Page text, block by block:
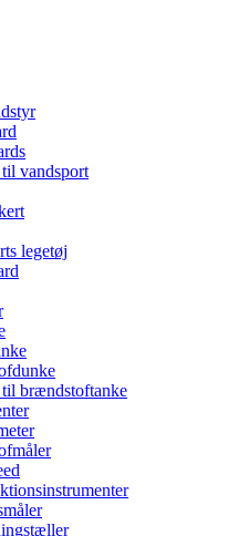
vandsport
legetøj
brændstoftanke